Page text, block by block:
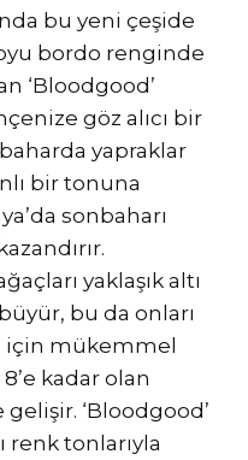
bu yeni çeşide
bordo renginde
‘Bloodgood’
göz alıcı bir
yapraklar
bir tonuna
sonbaharı
yaklaşık altı
bu da onları
için mükemmel
8’e kadar olan
‘Bloodgood’
renk tonlarıyla